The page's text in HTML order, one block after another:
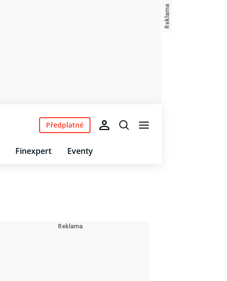
Finexpert Eventy
Předplatné